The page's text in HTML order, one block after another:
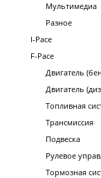
Мультимедиа
Разное
I-Pace
F-Pace
Двигатель
Двигатель
Топливная
Трансмиссия
Подвеска
Рулевое
Тормозная